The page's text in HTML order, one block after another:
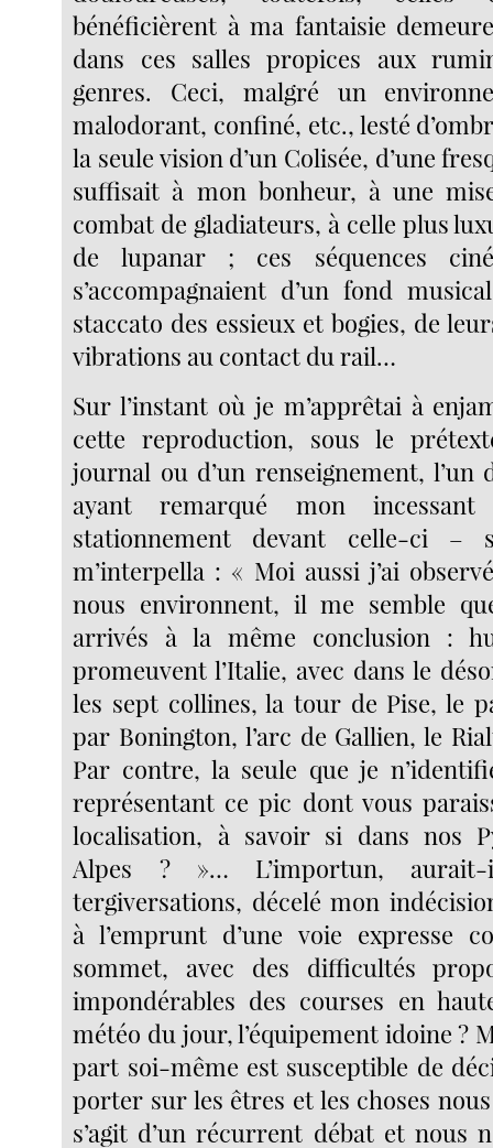
bénéficièrent à ma fantaisie
dans ces salles propices aux
genres. Ceci, malgré un
malodorant, confiné, etc., lesté
la seule vision d’un Colisée, d’une
suffisait à mon bonheur, à une
combat de gladiateurs, à celle plus
de lupanar ; ces séquences
s’accompagnaient d’un fond
staccato des essieux et bogies, de
vibrations au contact du rail…
Sur l’instant où je m’apprêtai à
cette reproduction, sous le
journal ou d’un renseignement, l’un
ayant remarqué mon incessant
stationnement devant celle-ci –
m’interpella : « Moi aussi j’ai
nous environnent, il me semble
arrivés à la même conclusion :
promeuvent l’Italie, avec dans le
les sept collines, la tour de Pise, le
par Bonington, l’arc de Gallien, le
Par contre, la seule que je
représentant ce pic dont vous
localisation, à savoir si dans nos
Alpes ? »… L’importun,
tergiversations, décelé mon
à l’emprunt d’une voie expresse
sommet, avec des difficultés
impondérables des courses en
météo du jour, l’équipement idoine ?
part soi-même est susceptible de
porter sur les êtres et les choses
s’agit d’un récurrent débat et nous